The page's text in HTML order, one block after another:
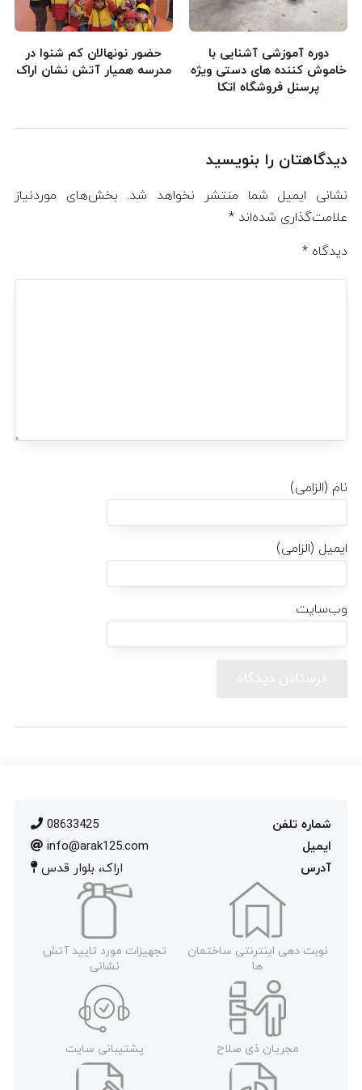
دوره آموزشی آشنایی با
خاموش کننده های دستی ویژه
پرسنل فروشگاه اتکا
حضور نونهالان کم شنوا در
مدرسه همیار آتش نشان اراک
دیدگاهتان را بنویسید
نشانی ایمیل شما منتشر نخواهد شد. بخش‌های موردنیاز
علامت‌گذاری شده‌اند *
دیدگاه *
نام (الزامی)
ایمیل (الزامی)
وب‌سایت
شماره تلفن
08633425
ایمیل
info@arak125.com
آدرس
اراک، بلوار قدس
نوبت دهی اینترنتی ساختمان
ها
تجهیزات مورد تایید آتش
نشانی
مجریان ذی صلاح پشتیبانی سایت